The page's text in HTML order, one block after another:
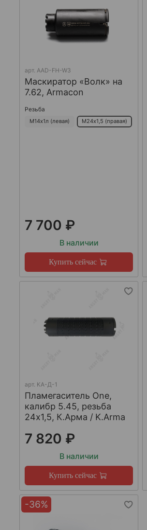
арт. AAD-FH-W3
Маскиратор «Волк» на
7.62, Armacon
Резьба
М14х1л (левая) М24х1,5 (правая)
7 700 ₽
В наличии
Купить сейчас
арт. КА-Д-1
Пламегаситель One,
калибр 5.45, резьба
24х1,5, К.Арма / K.Arma
7 820 ₽
В наличии
Купить сейчас
-36%